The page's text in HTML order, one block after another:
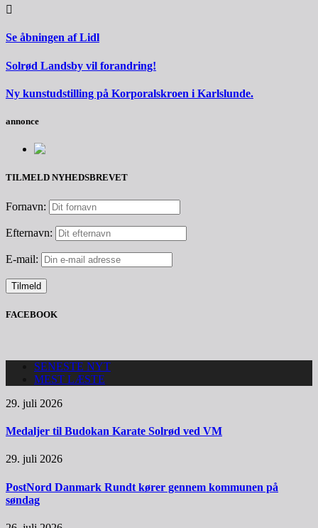
Se åbningen af Lidl
Solrød Landsby vil forandring!
Ny kunstudstilling på Korporalskroen i Karlslunde.
annonce
TILMELD NYHEDSBREVET
Fornavn:
Efternavn:
E-mail:
FACEBOOK
SENESTE NYT
MEST LÆSTE
29. juli 2026
Medaljer til Budokan Karate Solrød ved VM
29. juli 2026
PostNord Danmark Rundt kører gennem kommunen på
søndag